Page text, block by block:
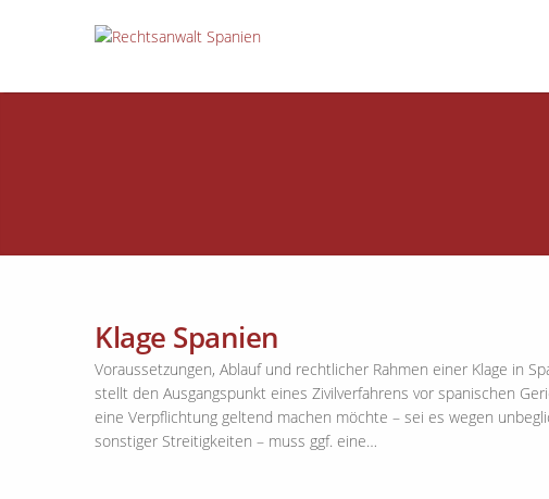
Klage Spanien
Voraussetzungen, Ablauf und rechtlicher Rahmen einer Klage in
stellt den Ausgangspunkt eines Zivilverfahrens vor spanischen
eine Verpflichtung geltend machen möchte – sei es wegen
sonstiger Streitigkeiten – muss ggf. eine…